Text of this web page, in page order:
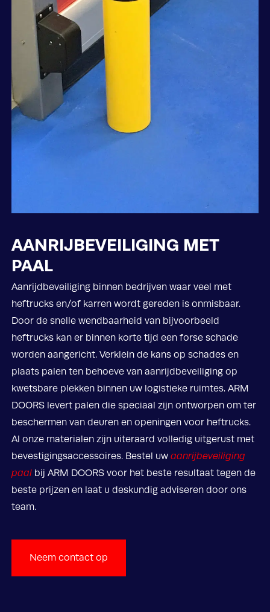
AANRIJBEVEILIGING MET
PAAL
Aanrijdbeveiliging binnen bedrijven waar veel met
heftrucks en/of karren wordt gereden is onmisbaar.
Door de snelle wendbaarheid van bijvoorbeeld
heftrucks kan er binnen korte tijd een forse schade
worden aangericht. Verklein de kans op schades en
plaats palen ten behoeve van aanrijdbeveiliging op
kwetsbare plekken binnen uw logistieke ruimtes. ARM
DOORS levert palen die speciaal zijn ontworpen om ter
beschermen van deuren en openingen voor heftrucks.
Al onze materialen zijn uiteraard volledig uitgerust met
bevestigingsaccessoires. Bestel uw aanrijbeveiliging
paal bij ARM DOORS voor het beste resultaat tegen de
beste prijzen en laat u deskundig adviseren door ons
team.
Neem contact op